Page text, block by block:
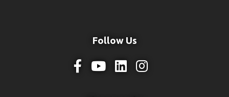
Follow Us